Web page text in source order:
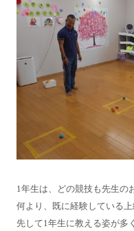
1年生は、どの競技も先生の
何より、既に経験している
先して1年生に教える姿が多